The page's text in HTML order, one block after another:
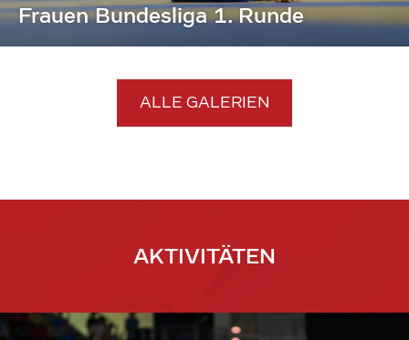
Frauen Bundesliga 1. Runde
ALLE GALERIEN
AKTIVITÄTEN